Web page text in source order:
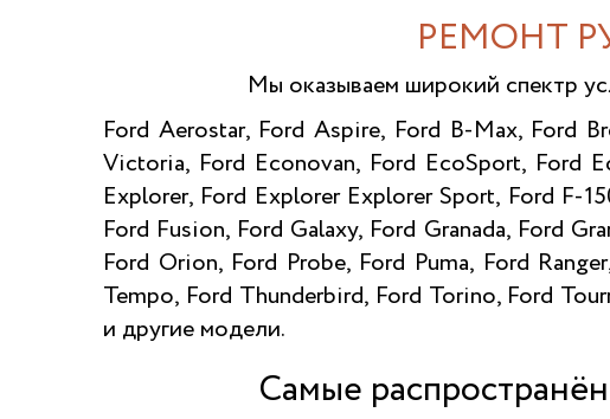
РЕМОНТ
Мы оказываем широкий спектр
Ford Aerostar, Ford Aspire, Ford B-Max, Ford
Victoria, Ford Econovan, Ford EcoSport, Ford
Explorer, Ford Explorer Explorer Sport, Ford F-
Ford Fusion, Ford Galaxy, Ford Granada, Ford
Ford Orion, Ford Probe, Ford Puma, Ford
Tempo, Ford Thunderbird, Ford Torino, Ford
и другие модели.
Самые